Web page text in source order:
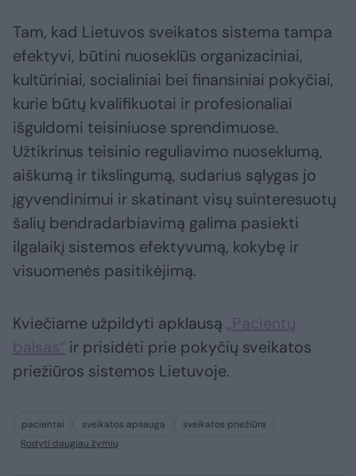
Tam, kad Lietuvos sveikatos sistema tampa
efektyvi, būtini nuoseklūs organizaciniai,
kultūriniai, socialiniai bei finansiniai pokyčiai,
kurie būtų kvalifikuotai ir profesionaliai
išguldomi teisiniuose sprendimuose.
Užtikrinus teisinio reguliavimo nuoseklumą,
aiškumą ir tikslingumą, sudarius sąlygas jo
įgyvendinimui ir skatinant visų suinteresuotų
šalių bendradarbiavimą galima pasiekti
ilgalaikį sistemos efektyvumą, kokybę ir
visuomenės pasitikėjimą.
Kviečiame užpildyti apklausą „Pacientų
balsas“ ir prisidėti prie pokyčių sveikatos
priežiūros sistemos Lietuvoje.
pacientai sveikatos apsauga
sveikatos priežiūra
Rodyti daugiau žymių